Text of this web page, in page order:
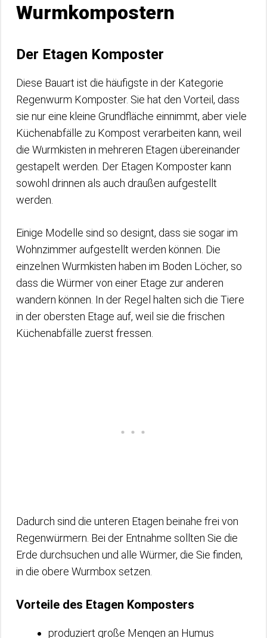
Wurmkompostern
Der Etagen Komposter
Diese Bauart ist die häufigste in der Kategorie
Regenwurm Komposter. Sie hat den Vorteil, dass
sie nur eine kleine Grundfläche einnimmt, aber viele
Küchenabfälle zu Kompost verarbeiten kann, weil
die Wurmkisten in mehreren Etagen übereinander
gestapelt werden. Der Etagen Komposter kann
sowohl drinnen als auch draußen aufgestellt
werden.
Einige Modelle sind so designt, dass sie sogar im
Wohnzimmer aufgestellt werden können. Die
einzelnen Wurmkisten haben im Boden Löcher, so
dass die Würmer von einer Etage zur anderen
wandern können. In der Regel halten sich die Tiere
in der obersten Etage auf, weil sie die frischen
Küchenabfälle zuerst fressen.
Dadurch sind die unteren Etagen beinahe frei von
Regenwürmern. Bei der Entnahme sollten Sie die
Erde durchsuchen und alle Würmer, die Sie finden,
in die obere Wurmbox setzen.
Vorteile des Etagen Komposters
produziert große Mengen an Humus